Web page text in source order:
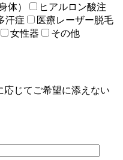
体）
ヒアルロン酸注
汗症
医療レーザー脱毛
女性器 その他
応じてご希望に添えない